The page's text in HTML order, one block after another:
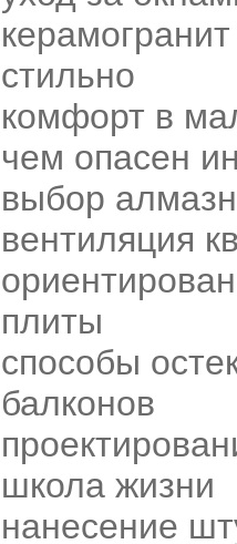
стильно
комфорт в
чем опасен
выбор
вентиляция
плиты
способы
балконов
школа жизни
нанесение